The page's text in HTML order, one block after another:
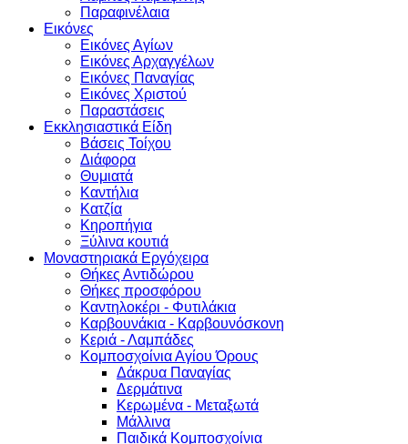
Παραφινέλαια
Εικόνες
Εικόνες Αγίων
Εικόνες Αρχαγγέλων
Εικόνες Παναγίας
Εικόνες Χριστού
Παραστάσεις
Εκκλησιαστικά Είδη
Βάσεις Τοίχου
Διάφορα
Θυμιατά
Καντήλια
Κατζία
Κηροπήγια
Ξύλινα κουτιά
Μοναστηριακά Εργόχειρα
Θήκες Αντιδώρου
Θήκες προσφόρου
Καντηλοκέρι - Φυτιλάκια
Καρβουνάκια - Καρβουνόσκονη
Κεριά - Λαμπάδες
Κομποσχοίνια Αγίου Όρους
Δάκρυα Παναγίας
Δερμάτινα
Κερωμένα - Μεταξωτά
Μάλλινα
Παιδικά Κομποσχοίνια